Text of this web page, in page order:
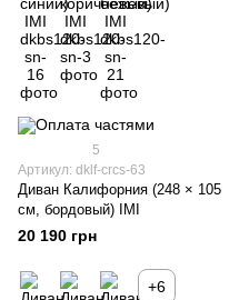
5
Артикул: dklf-crcs-63
Диван Калифорния (248 × 105
см, бордовый) IMI
20 190 грн
+6